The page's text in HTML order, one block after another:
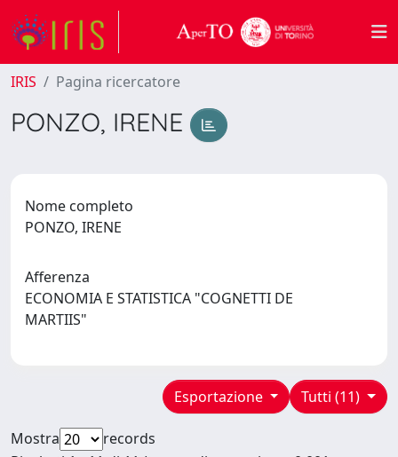
IRIS Pagina ricercatore
PONZO, IRENE
Nome completo
PONZO, IRENE
Afferenza
ECONOMIA E STATISTICA "COGNETTI DE
MARTIIS"
Tutti (11)
Esportazione
Mostra
records